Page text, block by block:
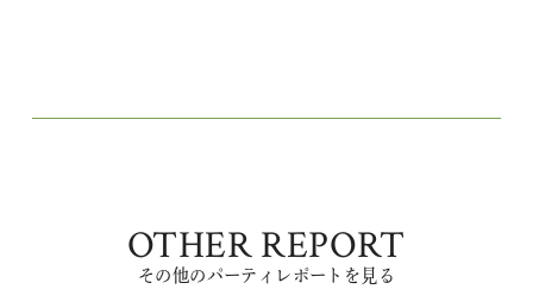
OTHER REPORT
その他のパーティレポートを見る